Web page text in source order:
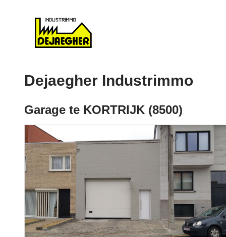
Dejaegher Industrimmo
Garage te KORTRIJK (8500)